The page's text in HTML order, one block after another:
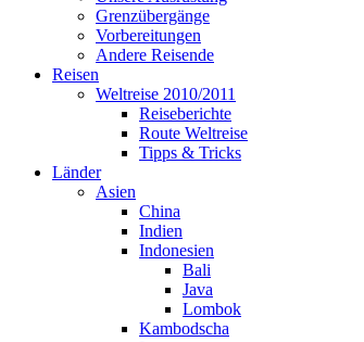
Grenzübergänge
Vorbereitungen
Andere Reisende
Reisen
Weltreise 2010/2011
Reiseberichte
Route Weltreise
Tipps & Tricks
Länder
Asien
China
Indien
Indonesien
Bali
Java
Lombok
Kambodscha